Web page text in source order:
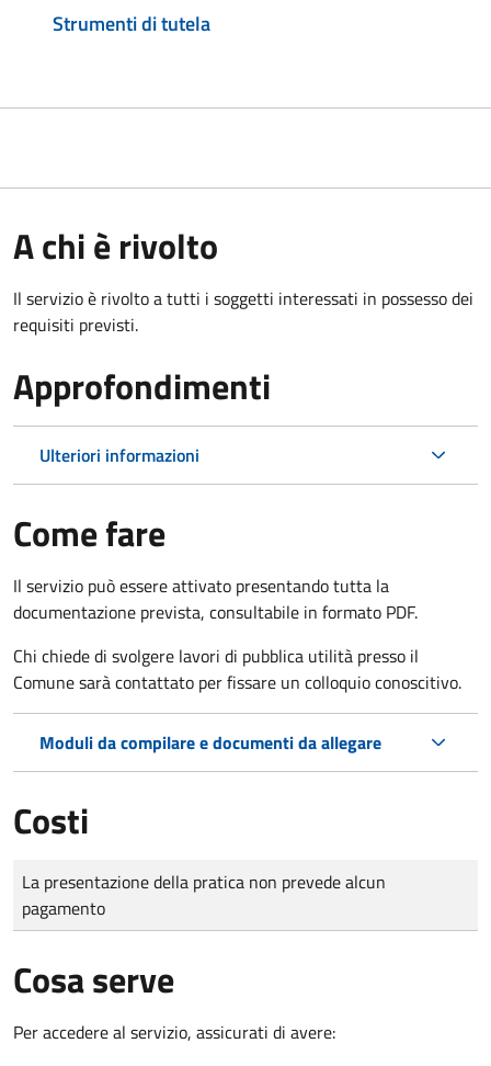
Strumenti di tutela
A chi è rivolto
Il servizio è rivolto a tutti i soggetti interessati in possesso dei
requisiti previsti.
Approfondimenti
Ulteriori informazioni
Come fare
Il servizio può essere attivato presentando tutta la
documentazione prevista, consultabile in formato PDF.
Chi chiede di svolgere lavori di pubblica utilità presso il
Comune sarà contattato per fissare un colloquio conoscitivo.
Moduli da compilare e documenti da allegare
Costi
Tipo di pagamento
Importo
La presentazione della pratica non prevede alcun
pagamento
Cosa serve
Per accedere al servizio, assicurati di avere: